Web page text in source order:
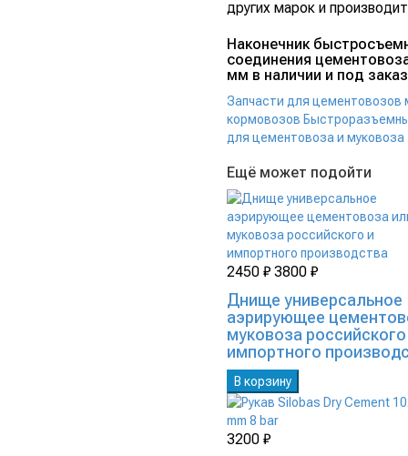
других марок и
Наконечник
соединения
мм в наличии и под
Запчасти для цементовозов
кормовозов
для цементовоза и муковоза
Ещё может подойти
2450 ₽ 3800 ₽
Днище универсальное
аэрирующее
муковоза
импортного
В корзину
3200 ₽